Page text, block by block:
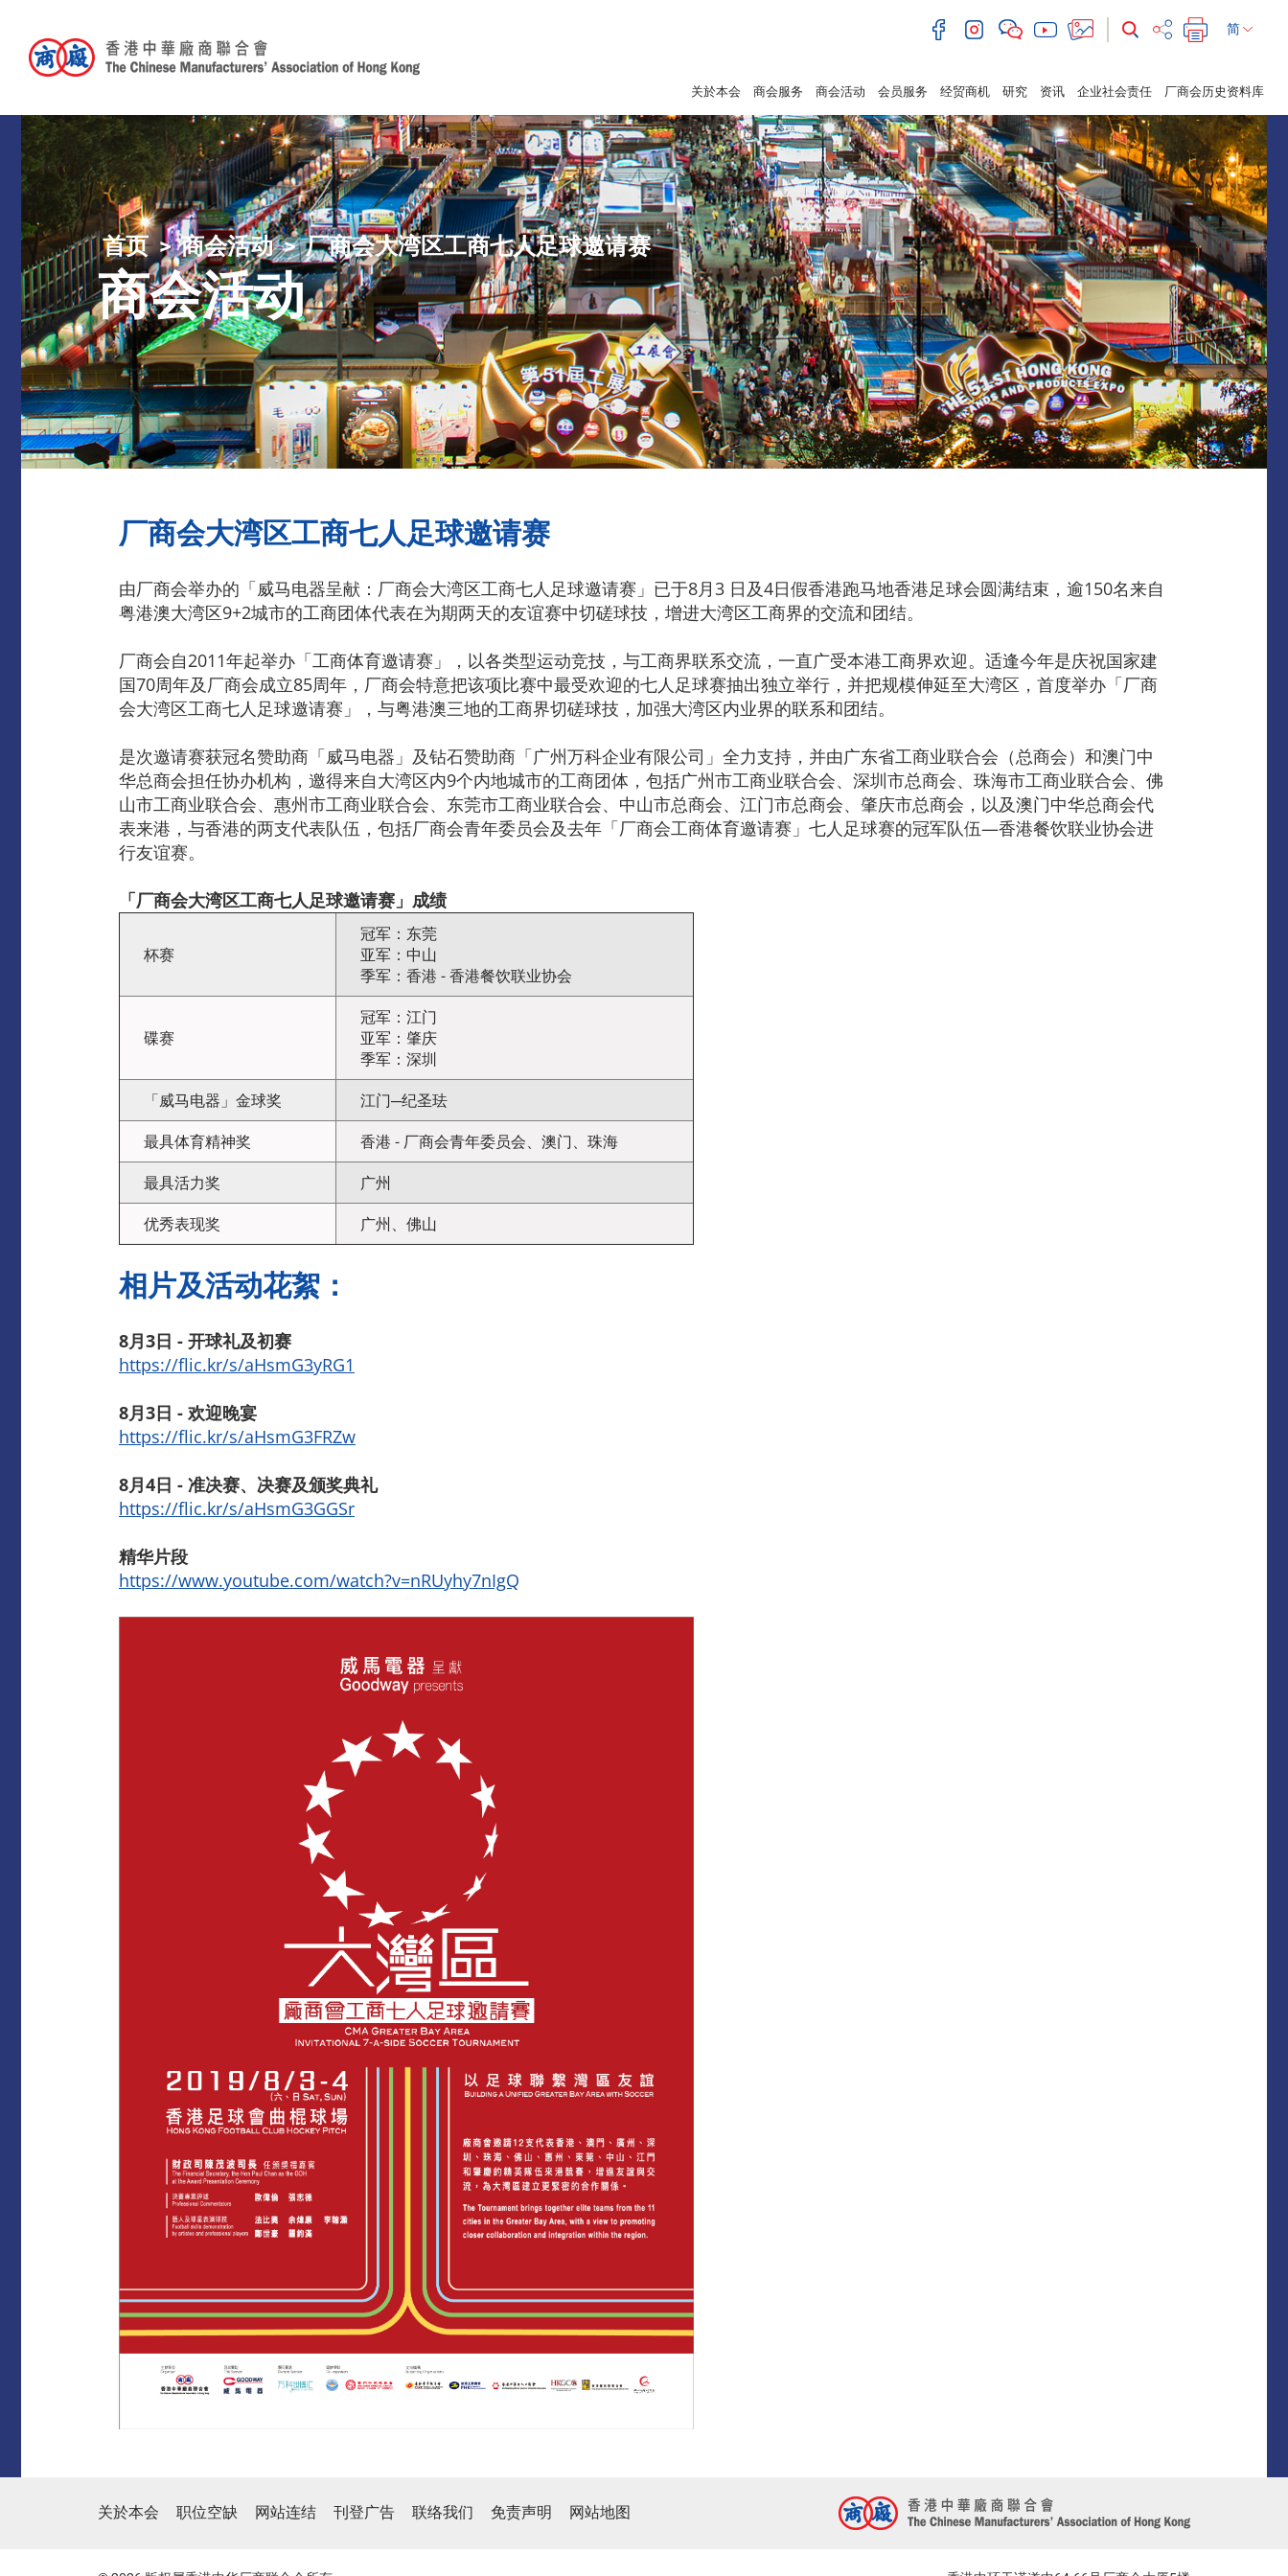
简
关於本会 商会服务 商会活动 会员服务 经贸商机 研究 资讯 企业社会责任 厂商会历史资料库
首页 商会活动 厂商会大湾区工商七人足球邀请赛
商会活动
厂商会大湾区工商七人足球邀请赛
由厂商会举办的「威马电器呈献：厂商会大湾区工商七人足球邀请赛」已于8月3 日及4日假香港跑马地香港足球会圆满结束，逾150名来自
粤港澳大湾区9+2城市的工商团体代表在为期两天的友谊赛中切磋球技，增进大湾区工商界的交流和团结。
厂商会自2011年起举办「工商体育邀请赛」，以各类型运动竞技，与工商界联系交流，一直广受本港工商界欢迎。适逢今年是庆祝国家建
国70周年及厂商会成立85周年，厂商会特意把该项比赛中最受欢迎的七人足球赛抽出独立举行，并把规模伸延至大湾区，首度举办「厂商
会大湾区工商七人足球邀请赛」，与粤港澳三地的工商界切磋球技，加强大湾区内业界的联系和团结。
是次邀请赛获冠名赞助商「威马电器」及钻石赞助商「广州万科企业有限公司」全力支持，并由广东省工商业联合会（总商会）和澳门中
华总商会担任协办机构，邀得来自大湾区内9个内地城市的工商团体，包括广州市工商业联合会、深圳市总商会、珠海市工商业联合会、佛
山市工商业联合会、惠州市工商业联合会、东莞市工商业联合会、中山市总商会、江门市总商会、肇庆市总商会，以及澳门中华总商会代
表来港，与香港的两支代表队伍，包括厂商会青年委员会及去年「厂商会工商体育邀请赛」七人足球赛的冠军队伍—香港餐饮联业协会进
行友谊赛。
「厂商会大湾区工商七人足球邀请赛」成绩
杯赛
冠军：东莞
亚军：中山
季军：香港 - 香港餐饮联业协会
碟赛
冠军：江门
亚军：肇庆
季军：深圳
「威马电器」金球奖
江门─纪圣珐
最具体育精神奖
香港 - 厂商会青年委员会、澳门、珠海
最具活力奖
广州
优秀表现奖
广州、佛山
相片及活动花絮：
8月3日 - 开球礼及初赛
https://flic.kr/s/aHsmG3yRG1
8月3日 - 欢迎晚宴
https://flic.kr/s/aHsmG3FRZw
8月4日 - 准决赛、决赛及颁奖典礼
https://flic.kr/s/aHsmG3GGSr
精华片段
https://www.youtube.com/watch?v=nRUyhy7nIgQ
关於本会 职位空缺 网站连结 刊登广告 联络我们 免责声明 网站地图